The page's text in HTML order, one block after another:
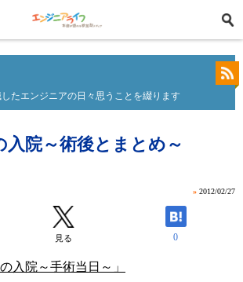
したエンジニアの日々思うことを綴ります
院～術後とまとめ～
» 2012/02/27
見る 0
入院～手術当日～」